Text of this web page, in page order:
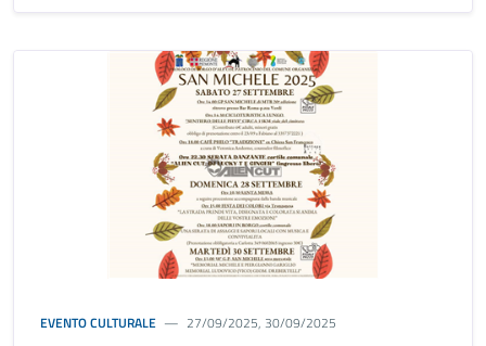
EVENTO CULTURALE 27/09/2025, 30/09/2025